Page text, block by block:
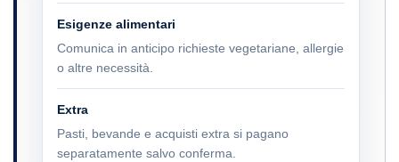
Esigenze alimentari
Comunica in anticipo richieste vegetariane, allergie
o altre necessità.
Extra
Pasti, bevande e acquisti extra si pagano
separatamente salvo conferma.